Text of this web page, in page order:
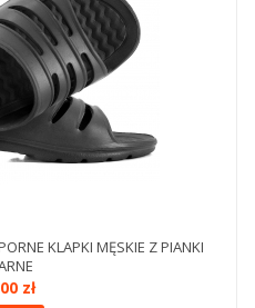
KLAPKI MĘSKIE Z PIANKI
zł